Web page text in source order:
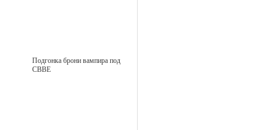
Подгонка брони вампира под
CBBE